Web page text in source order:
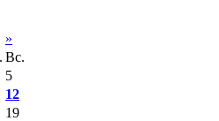
»
Вс.
5
12
19